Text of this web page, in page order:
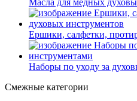
Ершики, салфетки,
Наборы по уходу за
Смежные категории